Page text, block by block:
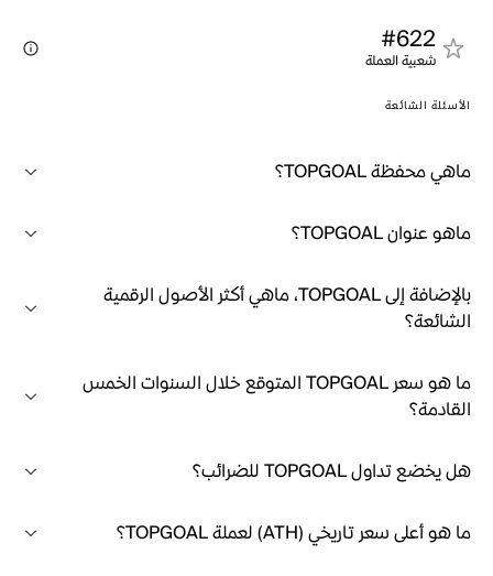
#622
شعبية العملة
الأسئلة الشائعة
ماهي محفظة TOPGOAL؟
ماهو عنوان TOPGOAL؟
بالإضافة إلى TOPGOAL، ماهي أكثر الأصول الرقمية
الشائعة؟
ما هو سعر TOPGOAL المتوقع خلال السنوات الخمس
القادمة؟
هل يخضع تداول TOPGOAL للضرائب؟
ما هو أعلى سعر تاريخي (ATH) لعملة TOPGOAL؟